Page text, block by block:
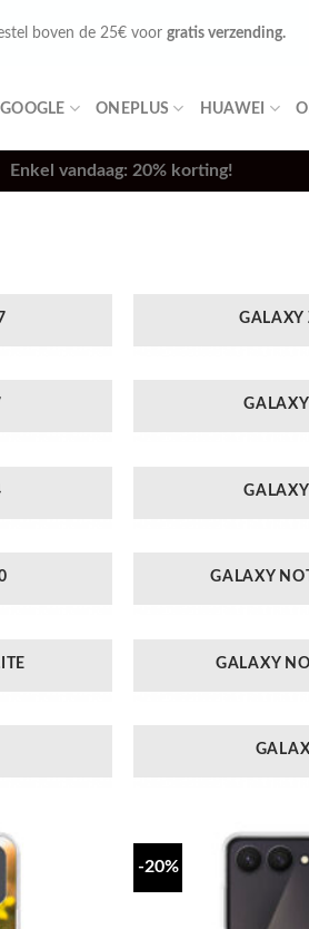
boven de 25€ voor gratis verzending.
GOOGLE ONEPLUS HUAWEI
Enkel vandaag: 20% korting!
GALAXY
GALAXY
GALAXY
-20%